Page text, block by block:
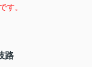
です。
路